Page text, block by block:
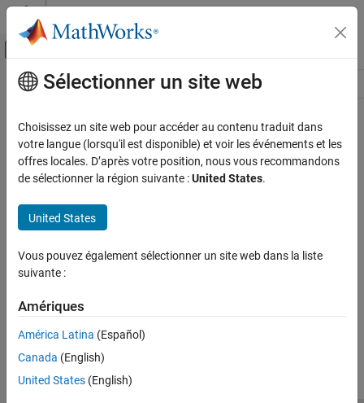
Passer au contenu
Activer/désactiver l'affichage du menu
Ressource
Contenu principal
Sélectionner un site web
Choisissez un site web pour accéder au contenu traduit dans
votre langue (lorsqu'il est disponible) et voir les événements et les
offres locales. D’après votre position, nous vous recommandons
de sélectionner la région suivante :United States.
United States
Vous pouvez également sélectionner un site web dans la liste
suivante :
Amériques
América Latina (Español)
Canada (English)
United States (English)